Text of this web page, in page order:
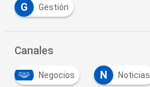
G Gestión
Canales
Negocios N Noticias